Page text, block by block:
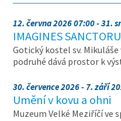
12. června 2026 07:00 - 31.
IMAGINES
Gotický kostel sv.
podruhé dává prostor k
30. července 2026 - 7. září
Umění v kovu a ohni
Muzeum Velké Meziříčí ve